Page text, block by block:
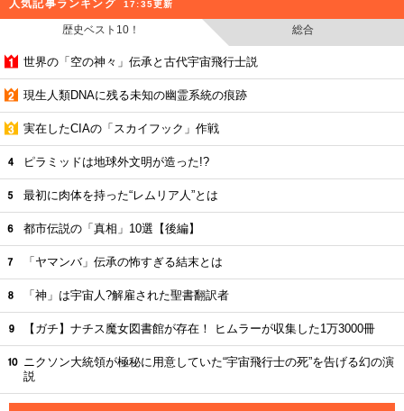
人気記事ランキング 17:35更新
歴史ベスト10！ 総合
世界の「空の神々」伝承と古代宇宙飛行士説
現生人類DNAに残る未知の幽霊系統の痕跡
実在したCIAの「スカイフック」作戦
ピラミッドは地球外文明が造った!?
最初に肉体を持った“レムリア人”とは
都市伝説の「真相」10選【後編】
「ヤマンバ」伝承の怖すぎる結末とは
「神」は宇宙人?解雇された聖書翻訳者
【ガチ】ナチス魔女図書館が存在！ ヒムラーが収集した1万3000冊
ニクソン大統領が極秘に用意していた“宇宙飛行士の死”を告げる幻の演
説